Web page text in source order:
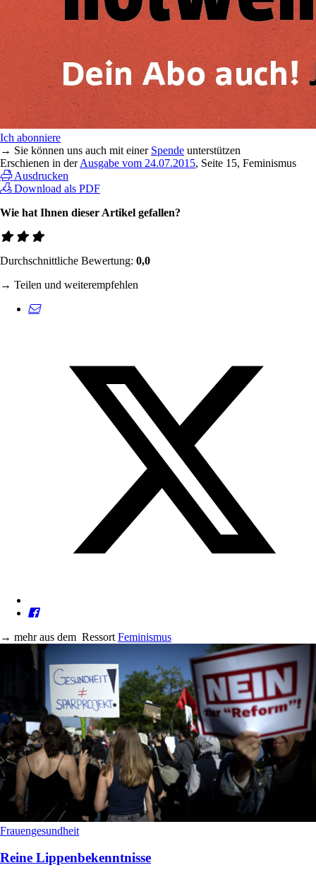
Ich abonniere
→ Sie können uns auch mit einer Spende unterstützen
Erschienen in derAusgabe vom 24.07.2015, Seite 15, Feminismus
Ausdrucken
Download als PDF
Wie hat Ihnen dieser Artikel gefallen?
Durchschnittliche Bewertung: 0,0
→ Teilen und weiterempfehlen
→ mehr aus dem Ressort Feminismus
Frauengesundheit
Reine Lippenbekenntnisse